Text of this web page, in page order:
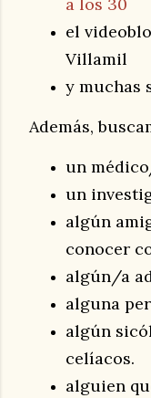
a los 30
el
Villamil
y muchas
Además,
un
un
algún
conocer
algún/a
alguna
algún
celíacos.
alguien